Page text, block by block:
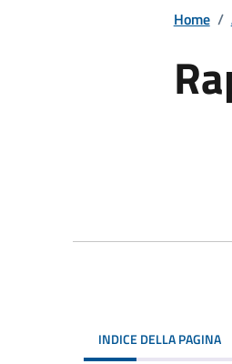
Home /
INDICE DELLA PAGINA